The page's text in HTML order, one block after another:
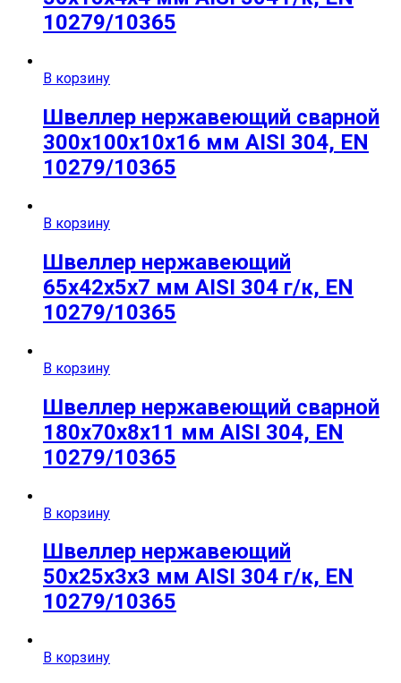
10279/10365
В корзину
Швеллер нержавеющий сварной
300х100х10х16 мм AISI 304, EN
10279/10365
В корзину
Швеллер нержавеющий
65х42х5х7 мм AISI 304 г/к, EN
10279/10365
В корзину
Швеллер нержавеющий сварной
180х70х8х11 мм AISI 304, EN
10279/10365
В корзину
Швеллер нержавеющий
50х25х3х3 мм AISI 304 г/к, EN
10279/10365
В корзину